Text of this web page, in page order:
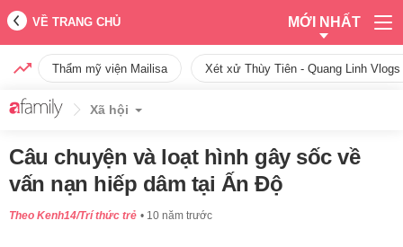
VỀ TRANG CHỦ MỚI NHẤT
Thẩm mỹ viện Mailisa Xét xử Thùy Tiên - Quang Linh
Xã hội
Câu chuyện và loạt hình gây sốc về
vấn nạn hiếp dâm tại Ấn Độ
Theo Kenh14/Trí thức trẻ 10 năm trước